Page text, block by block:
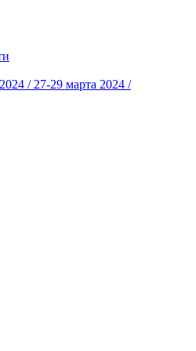
/ 27-29 марта 2024 /